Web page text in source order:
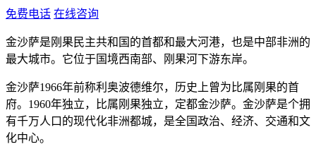
免费电话 在线咨询
金沙萨是刚果民主共和国的首都和最大河港，也是中部非洲的
最大城市。它位于国境西南部、刚果河下游东岸。
金沙萨1966年前称利奥波德维尔，历史上曾为比属刚果的首
府。1960年独立，比属刚果独立，定都金沙萨。金沙萨是个拥
有千万人口的现代化非洲都城，是全国政治、经济、交通和文
化中心。